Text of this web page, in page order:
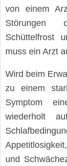
von einem
Störungen
Schüttelfrost
muss ein Arzt
Wird beim
zu einem
Symptom
wiederholt
und